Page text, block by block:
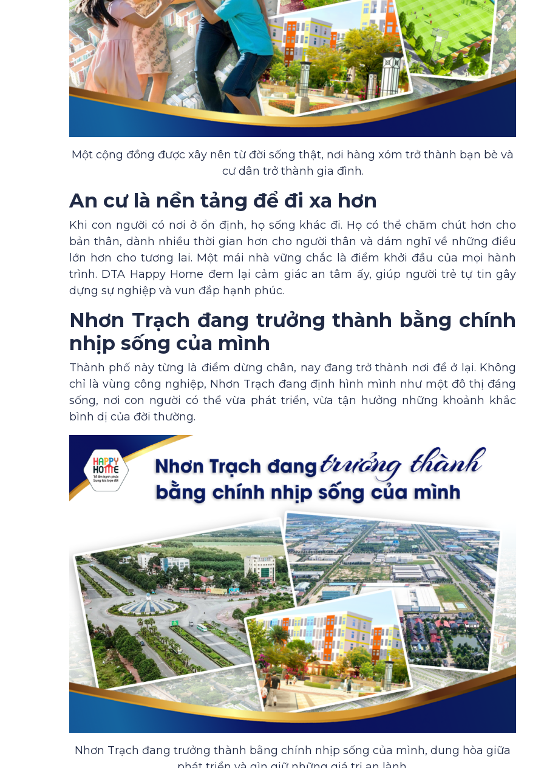
Một cộng đồng được xây nên từ đời sống thật, nơi hàng xóm trở thành bạn bè và
cư dân trở thành gia đình.
An cư là nền tảng để đi xa hơn
Khi con người có nơi ở ổn định, họ sống khác đi. Họ có thể chăm chút hơn cho
bản thân, dành nhiều thời gian hơn cho người thân và dám nghĩ về những điều
lớn hơn cho tương lai. Một mái nhà vững chắc là điểm khởi đầu của mọi hành
trình. DTA Happy Home đem lại cảm giác an tâm ấy, giúp người trẻ tự tin gây
dựng sự nghiệp và vun đắp hạnh phúc.
Nhơn Trạch đang trưởng thành bằng chính
nhịp sống của mình
Thành phố này từng là điểm dừng chân, nay đang trở thành nơi để ở lại. Không
chỉ là vùng công nghiệp, Nhơn Trạch đang định hình mình như một đô thị đáng
sống, nơi con người có thể vừa phát triển, vừa tận hưởng những khoảnh khắc
bình dị của đời thường.
Nhơn Trạch đang trưởng thành bằng chính nhịp sống của mình, dung hòa giữa